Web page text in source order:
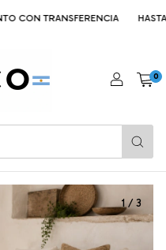
CON TRANSFERENCIA HASTA
0
1/3